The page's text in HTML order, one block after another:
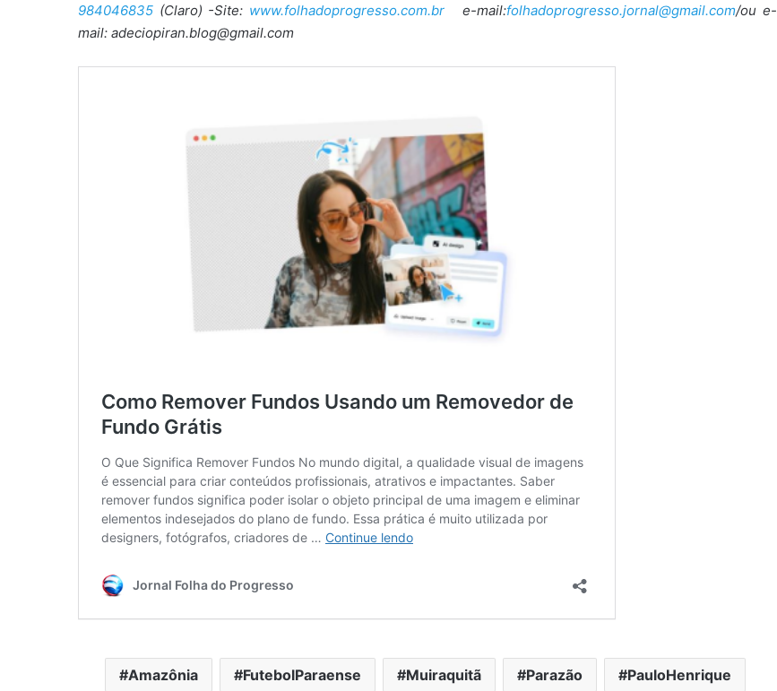
984046835 (Claro) -Site: www.folhadoprogresso.com.br e-mail:folhadoprogresso.jornal@gmail.com/ou e-
mail: adeciopiran.blog@gmail.com
Amazônia FutebolParaense Muiraquitã Parazão PauloHenrique